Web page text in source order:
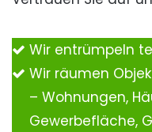
Wir entrümpeln
Wir räumen
– Wohnungen,
Gewerbefläche,